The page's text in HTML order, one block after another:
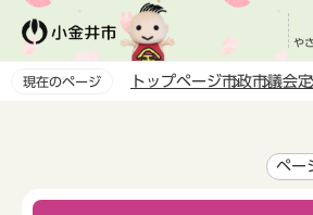
ペ
や
現在のページ トップページ市政市議会
ペー